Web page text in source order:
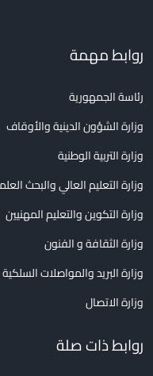
روابط مهمة
رئاسة الجمهورية
وزارة الشؤون الدينية والأوقاف
وزارة التربية الوطنية
وزارة التعليم العالي والبحث العلمي
وزارة التكوين والتعليم المهنيين
وزارة الثقافة و الفنون
وزارة البريد والمواصلات السلكية
وزارة الاتصال
روابط ذات صلة